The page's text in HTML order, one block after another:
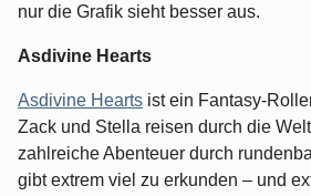
nur die Grafik sieht besser aus.
Asdivine Hearts
Asdivine Hearts ist ein Fantasy-
Zack und Stella reisen durch die
zahlreiche Abenteuer durch
gibt extrem viel zu erkunden – und